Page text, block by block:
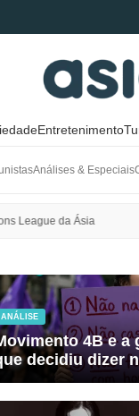
Entretenimento
Análises & Especiais
da Coreia do Sul
ANÁLISE
4B e a
decidiu dizer